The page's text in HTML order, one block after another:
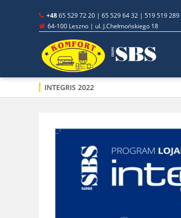
+4865 529 72 20 | 65 529 64 32 | 519 519 289
64-100 Leszno | ul. J.Chełmońskiego 18
INTEGRIS 2022